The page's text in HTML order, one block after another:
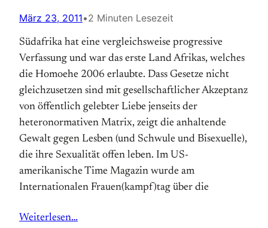
März 23, 2011•2 Minuten Lesezeit
Südafrika hat eine vergleichsweise progressive
Verfassung und war das erste Land Afrikas, welches
die Homoehe 2006 erlaubte. Dass Gesetze nicht
gleichzusetzen sind mit gesellschaftlicher Akzeptanz
von öffentlich gelebter Liebe jenseits der
heteronormativen Matrix, zeigt die anhaltende
Gewalt gegen Lesben (und Schwule und Bisexuelle),
die ihre Sexualität offen leben. Im US-
amerikanische Time Magazin wurde am
Internationalen Frauen(kampf)tag über die
Weiterlesen…